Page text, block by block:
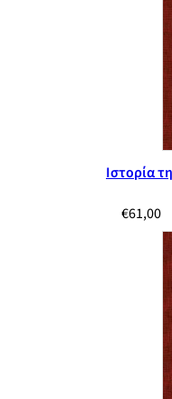
Ιστορία
€61,00